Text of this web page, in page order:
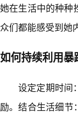
她在生活中的种种
众们都能感受到她
如何持续利用
设定定期时间
励。结合生活细节